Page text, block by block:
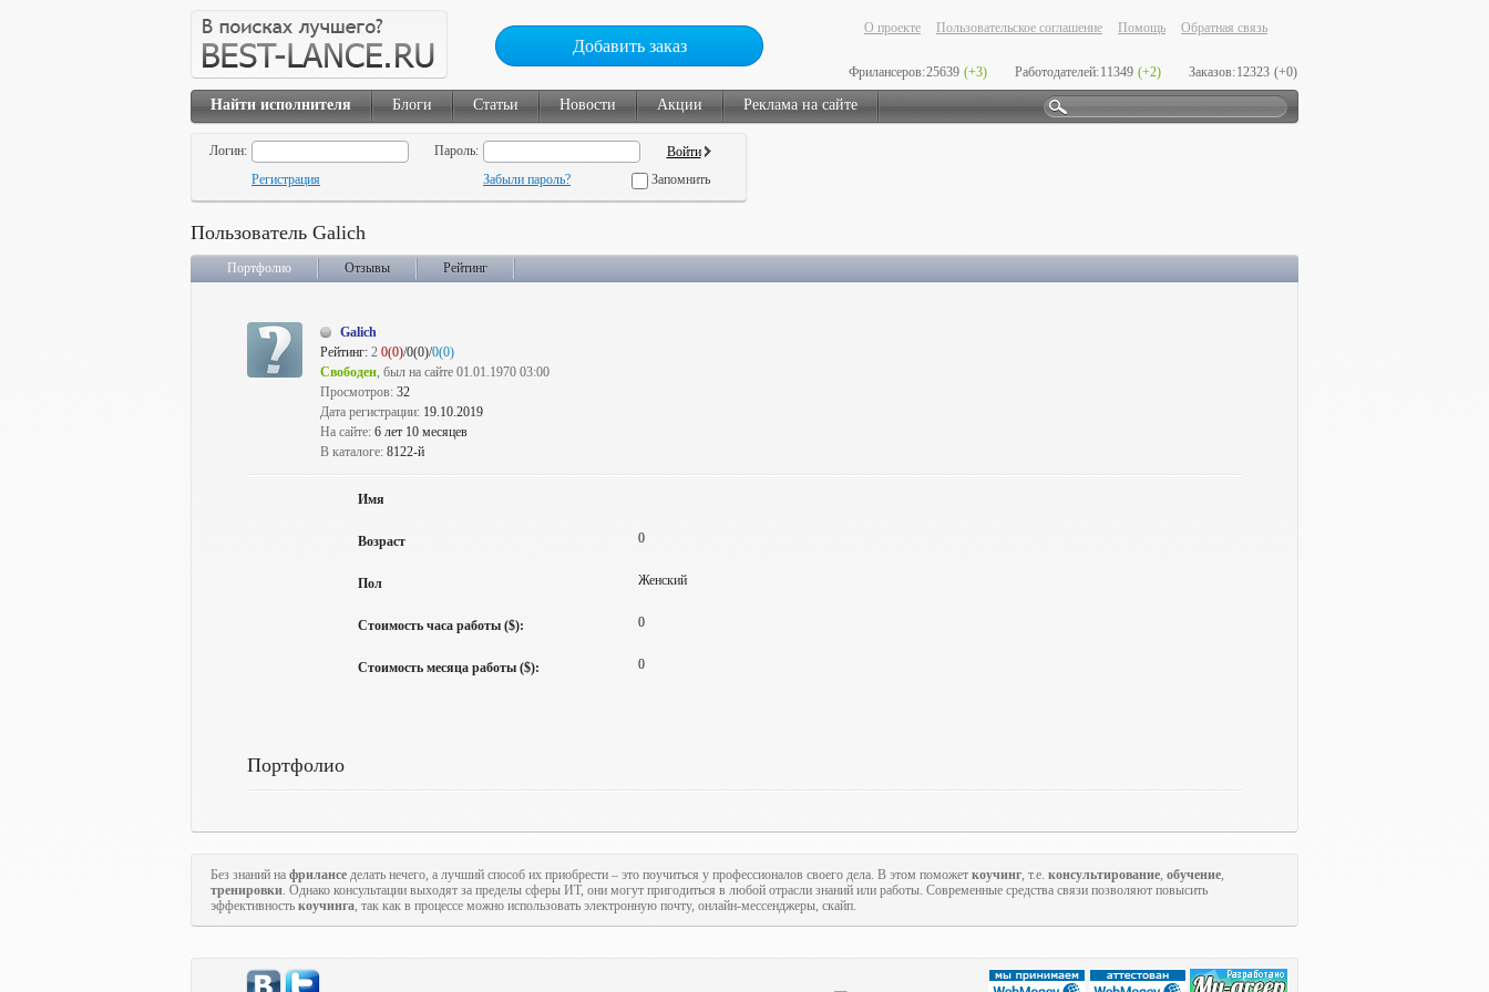
Добавить заказ
О проекте Пользовательское соглашение Помощь Обратная связь
Фрилансеров:25639 (+3) Работодателей:11349 (+2) Заказов:12323 (+0)
Найти исполнителя Блоги Статьи Новости Акции Реклама на сайте
Логин:
Пароль:
Регистрация
Забыли пароль? Запомнить
Пользователь Galich
Портфолио Отзывы Рейтинг
Galich
Рейтинг: 2 0(0)/0(0)/0(0)
Свободен, был на сайте 01.01.1970 03:00
Просмотров: 32
Дата регистрации: 19.10.2019
На сайте: 6 лет 10 месяцев
В каталоге: 8122-й
Имя
Возраст 0
Пол Женский
Стоимость часа работы ($): 0
Стоимость месяца работы ($): 0
Портфолио
Без знаний на фрилансе делать нечего, а лучший способ их приобрести – это поучиться у профессионалов своего дела. В этом поможет коучинг, т.е. консультирование, обучение,
тренировки. Однако консультации выходят за пределы сферы ИТ, они могут пригодиться в любой отрасли знаний или работы. Современные средства связи позволяют повысить
эффективность коучинга, так как в процессе можно использовать электронную почту, онлайн-мессенджеры, скайп.